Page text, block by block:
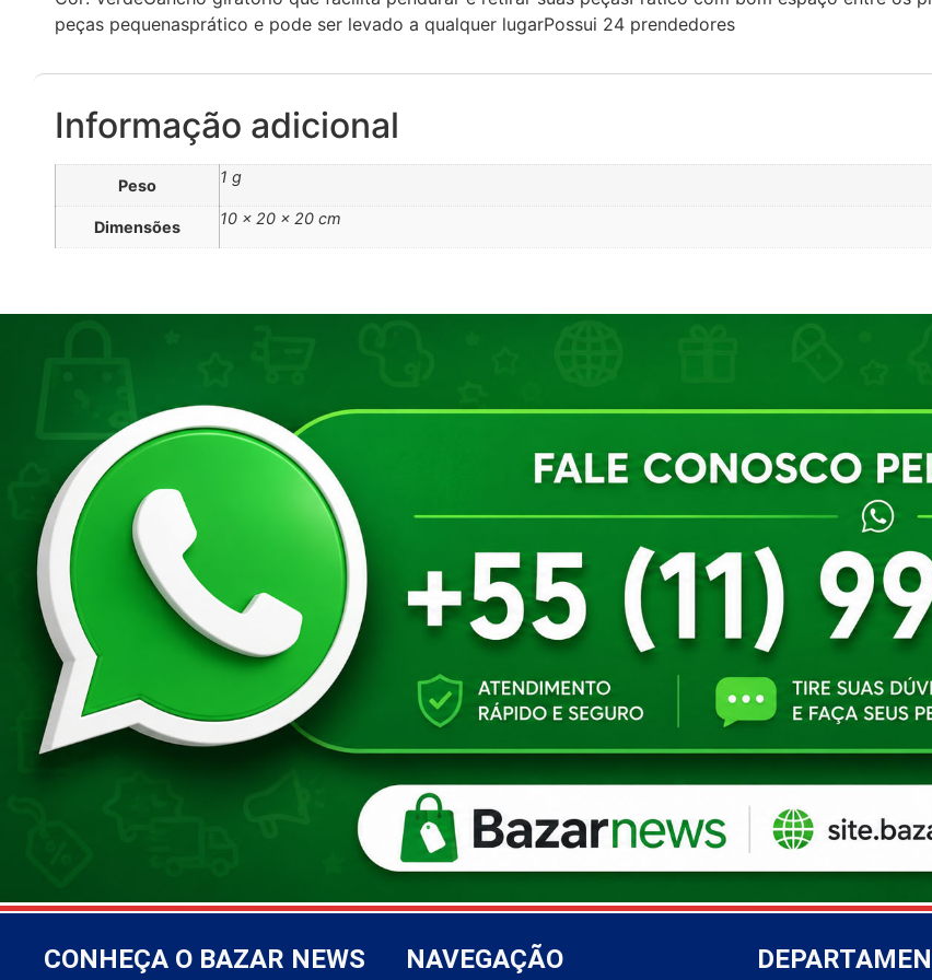
peças pequenasprático e pode ser levado a qualquer lugarPossui 24 prendedores
Informação adicional
Peso 1 g
Dimensões 10 × 20 × 20 cm
CONHEÇA O BAZAR NEWS NAVEGAÇÃO